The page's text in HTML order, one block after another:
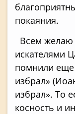
покаяния.
Всем желаю
искателями
помнили еще
избрал»
избрал». То
косность и